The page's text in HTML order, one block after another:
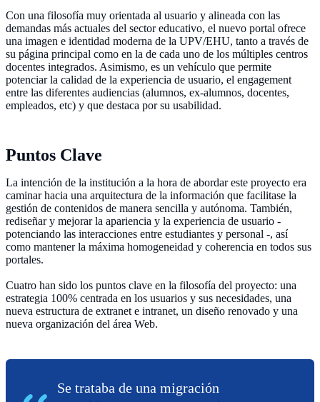
Con una filosofía muy orientada al usuario y alineada con las
demandas más actuales del sector educativo, el nuevo portal ofrece
una imagen e identidad moderna de la UPV/EHU, tanto a través de
su página principal como en la de cada uno de los múltiples centros
docentes integrados. Asimismo, es un vehículo que permite
potenciar la calidad de la experiencia de usuario, el engagement
entre las diferentes audiencias (alumnos, ex-alumnos, docentes,
empleados, etc) y que destaca por su usabilidad.
Puntos Clave
La intención de la institución a la hora de abordar este proyecto era
caminar hacia una arquitectura de la información que facilitase la
gestión de contenidos de manera sencilla y autónoma. También,
rediseñar y mejorar la apariencia y la experiencia de usuario -
potenciando las interacciones entre estudiantes y personal -, así
como mantener la máxima homogeneidad y coherencia en todos sus
portales.
Cuatro han sido los puntos clave en la filosofía del proyecto: una
estrategia 100% centrada en los usuarios y sus necesidades, una
nueva estructura de extranet e intranet, un diseño renovado y una
nueva organización del área Web.
Se trataba de una migración